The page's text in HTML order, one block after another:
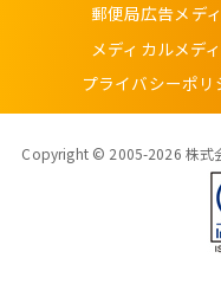
郵便局広告メデ
メディカルメデ
プライバシーポリ
Copyright © 2005-2026 株式